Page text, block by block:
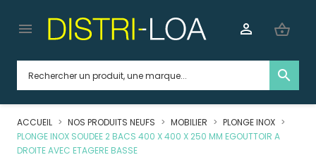
search
 shopping_basket

ACCUEIL NOS PRODUITS NEUFS MOBILIER
PLONGE INOX
PLONGE INOX SOUDEE 2 BACS 400 X 400 X 250 MM EGOUTTOIR A
DROITE AVEC ETAGERE BASSE